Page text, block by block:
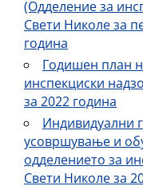
(Одделение за
Свети Николе за
година
Годишен план
инспекциски
за 2022 година
Индивидуални
усовршување и
одделението за
Свети Николе за